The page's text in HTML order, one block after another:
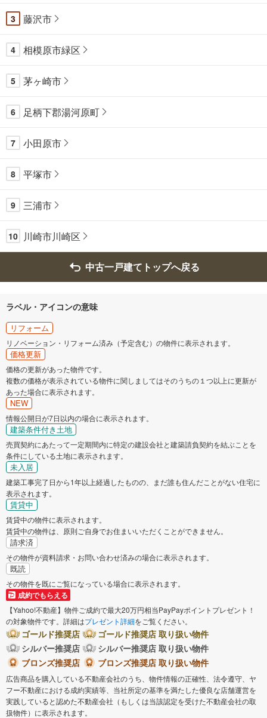
3 藤沢市
4 相模原市緑区
5 茅ヶ崎市
6 足柄下郡湯河原町
7 小田原市
8 平塚市
9 三浦市
10 川崎市川崎区
中古一戸建てトップへ戻る
ラベル・アイコンの意味
リフォーム
リノベーション・リフォーム済み（予定含む）の物件に表示されます。
価格更新
価格の更新があった物件です。
複数の価格が表示されている物件に関しましてはそのうちの１つ以上に更新が
あった場合に表示されます。
NEW
情報公開日が7日以内の場合に表示されます。
建築条件付き土地
売買契約にあたって一定期間内に特定の建設会社と建築請負契約を結ぶことを
条件にしている土地に表示されます。
未入居
建築工事完了日から1年以上経過したものの、まだ誰も住んだことがない住宅に
表示されます。
賃貸中
賃貸中の物件に表示されます。
賃貸中の物件は、原則ご自身でお住まいいただくことができません。
請求済
その物件が資料請求・お問い合わせ済みの場合に表示されます。
既読
その物件を既にご覧になっている場合に表示されます。
成約でもらえる
【Yahoo!不動産】物件ご成約で最大20万円相当PayPayポイントプレゼント！
の対象物件です。詳細はプレゼント詳細をご覧ください。
ゴールド推奨店
ゴールド推奨店 取り扱い物件
シルバー推奨店
シルバー推奨店 取り扱い物件
ブロンズ推奨店
ブロンズ推奨店 取り扱い物件
広告商品を購入している不動産会社のうち、物件情報の正確性、法令遵守、ヤ
フー不動産における成約実績等、当社所定の基準を満たした優良な店舗運営を
実践していると認めた不動産会社（もしくは当該認定を受けた不動産会社の取
扱物件）に表示されます。